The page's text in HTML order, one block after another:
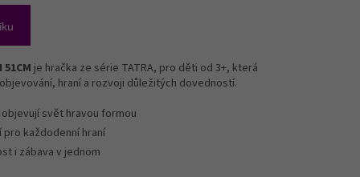
51CM je hračka ze série TATRA, pro děti od 3+, která
hraní a rozvoji důležitých dovedností.
svět hravou formou
pro každodenní hraní
i zábava v jednom